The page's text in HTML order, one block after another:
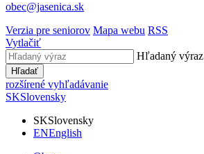
obec@jasenica.sk
Verzia pre seniorov Mapa webu RSS
Vytlačiť
Hľadaný výraz
Hľadať
rozšírené vyhľadávanie
SKSlovensky
SKSlovensky
ENEnglish